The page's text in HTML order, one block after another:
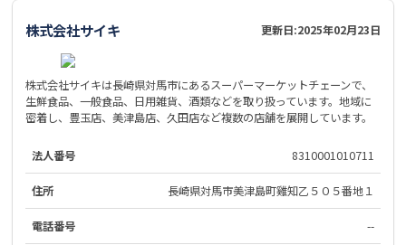
株式会社サイキ 更新日:2025年02月23日
株式会社サイキは長崎県対馬市にあるスーパーマーケットチェーンで、
生鮮食品、一般食品、日用雑貨、酒類などを取り扱っています。地域に
密着し、豊玉店、美津島店、久田店など複数の店舗を展開しています。
法人番号 8310001010711
住所 長崎県対馬市美津島町雞知乙５０５番地１
電話番号 --